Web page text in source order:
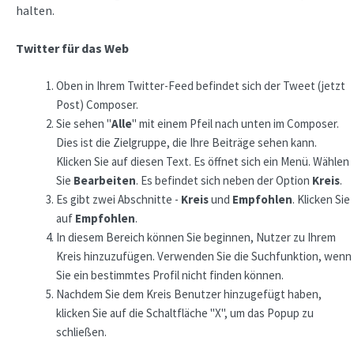
halten.
Twitter für das Web
Oben in Ihrem Twitter-Feed befindet sich der Tweet (jetzt
Post) Composer.
Sie sehen "Alle" mit einem Pfeil nach unten im Composer.
Dies ist die Zielgruppe, die Ihre Beiträge sehen kann.
Klicken Sie auf diesen Text. Es öffnet sich ein Menü. Wählen
Sie Bearbeiten. Es befindet sich neben der Option Kreis.
Es gibt zwei Abschnitte - Kreisund Empfohlen. Klicken Sie
auf Empfohlen.
In diesem Bereich können Sie beginnen, Nutzer zu Ihrem
Kreis hinzuzufügen. Verwenden Sie die Suchfunktion, wenn
Sie ein bestimmtes Profil nicht finden können.
Nachdem Sie dem Kreis Benutzer hinzugefügt haben,
klicken Sie auf die Schaltfläche "X", um das Popup zu
schließen.